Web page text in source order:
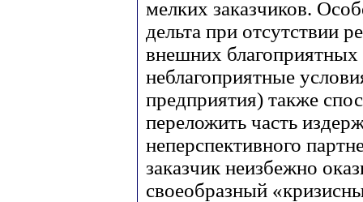
мелких заказчиков.
дельта при отсутствии
внешних
неблагоприятные
предприятия) также
переложить часть
неперспективного
заказчик неизбежно
своеобразный